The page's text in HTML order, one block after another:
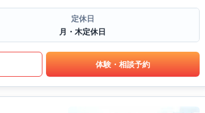
定休日
月・木定休日
体験・相談予約